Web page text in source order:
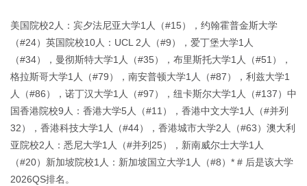
美国院校2人：宾夕法尼亚大学1人（#15），约翰霍普金斯大学
（#24）英国院校10人：UCL 2人（#9），爱丁堡大学1人
（#34），曼彻斯特大学1人（#35），布里斯托大学1人（#51），
格拉斯哥大学1人（#79），南安普顿大学1人（#87），利兹大学1
人（#86），诺丁汉大学1人（#97），纽卡斯尔大学1人（#137）中
国香港院校9人：香港大学5人（#11），香港中文大学1人（#并列
32），香港科技大学1人（#44），香港城市大学2人（#63）澳大利
亚院校2人：悉尼大学1人（#并列25），新南威尔士大学1人
（#20）新加坡院校1人：新加坡国立大学1人（#8）* # 后是该大学
2026QS排名。